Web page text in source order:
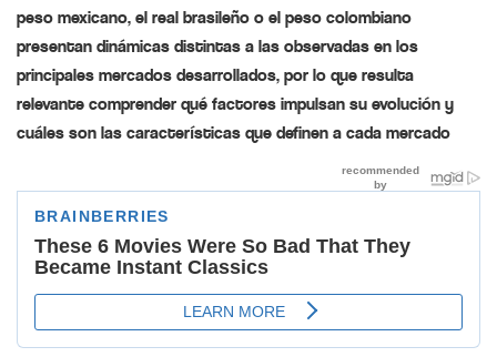
peso mexicano, el real brasileño o el peso colombiano
presentan dinámicas distintas a las observadas en los
principales mercados desarrollados, por lo que resulta
relevante comprender qué factores impulsan su evolución y
cuáles son las características que definen a cada mercado